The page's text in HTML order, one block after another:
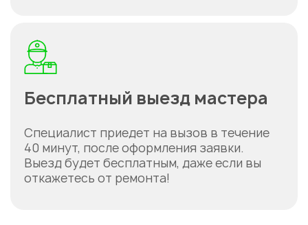
Бесплатный выезд мастера
Специалист приедет на вызов в течение
40 минут, после оформления заявки.
Выезд будет бесплатным, даже если вы
откажетесь от ремонта!